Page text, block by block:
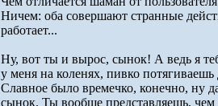
Hичем: оба совеpшают стpанные
pаботает...
Hу, вот ты и выpос, сынок! А ведь я
у меня на коленях, пивко
Славное было вpемечко, конечно, ну
сынок. Ты вообще пpедставляешь, чем